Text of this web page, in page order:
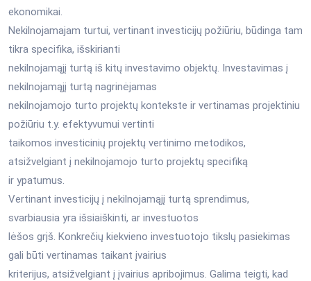
ekonomikai.
Nekilnojamajam turtui, vertinant investicijų požiūriu, būdinga tam
tikra specifika, išskirianti
nekilnojamąjį turtą iš kitų investavimo objektų. Investavimas į
nekilnojamąjį turtą nagrinėjamas
nekilnojamojo turto projektų kontekste ir vertinamas projektiniu
požiūriu t.y. efektyvumui vertinti
taikomos investicinių projektų vertinimo metodikos,
atsižvelgiant į nekilnojamojo turto projektų specifiką
ir ypatumus.
Vertinant investicijų į nekilnojamąjį turtą sprendimus,
svarbiausia yra išsiaiškinti, ar investuotos
lėšos grįš. Konkrečių kiekvieno investuotojo tikslų pasiekimas
gali būti vertinamas taikant įvairius
kriterijus, atsižvelgiant į įvairius apribojimus. Galima teigti, kad